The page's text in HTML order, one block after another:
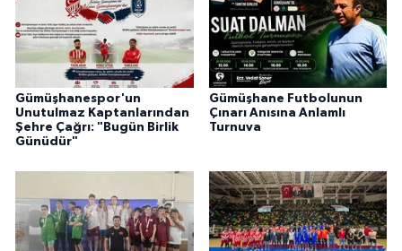
Gümüşhanespor'un
Unutulmaz Kaptanlarından
Şehre Çağrı: "Bugün Birlik
Günüdür"
Gümüşhane Futbolunun
Çınarı Anısına Anlamlı
Turnuva